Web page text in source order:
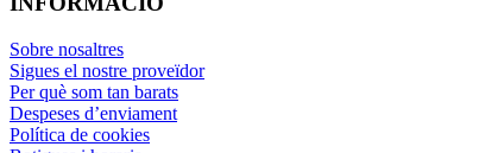
Sobre nosaltres
Sigues el nostre proveïdor
Per què som tan barats
Despeses d’enviament
Política de cookies